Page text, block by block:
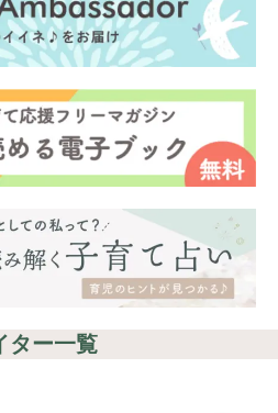
ター一覧